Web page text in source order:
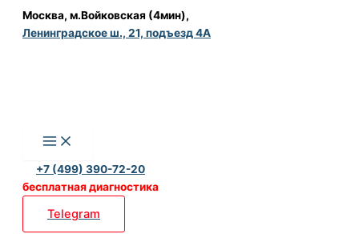
Перейти
Москва, м.Войковская (4мин),
Ленинградское ш., 21, подъезд 4А
+7 (499) 390-72-20
бесплатная диагностика
Telegram